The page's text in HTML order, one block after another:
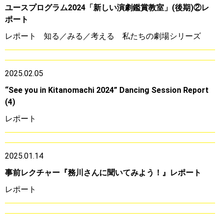
ユースプログラム2024「新しい演劇鑑賞教室」(後期)②レ
ポート
レポート
知る／みる／考える 私たちの劇場シリーズ
2025.02.05
“See you in Kitanomachi 2024” Dancing Session Report
(4)
レポート
2025.01.14
事前レクチャー『務川さんに聞いてみよう！』レポート
レポート